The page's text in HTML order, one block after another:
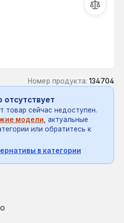
Номер продукта: 134704
отсутствует
товар сейчас недоступен.
модели, актуальные
или обратитесь к
в категории